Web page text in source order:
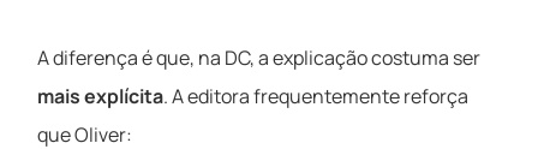
A diferença é que, na DC, a explicação costuma ser
mais explícita. A editora frequentemente reforça
que Oliver: